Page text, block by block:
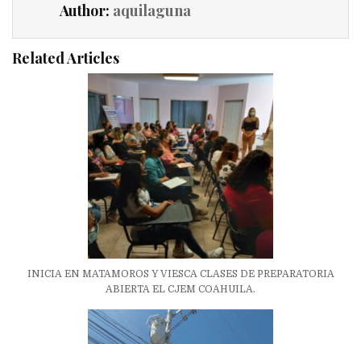
Author: aquilaguna
Related Articles
INICIA EN MATAMOROS Y VIESCA CLASES DE PREPARATORIA
ABIERTA EL CJEM COAHUILA.